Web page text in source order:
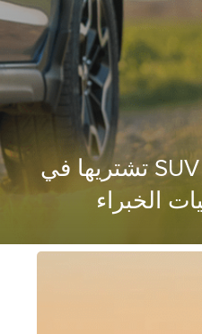
أحسن 5 عربيات SUV تشتريها في